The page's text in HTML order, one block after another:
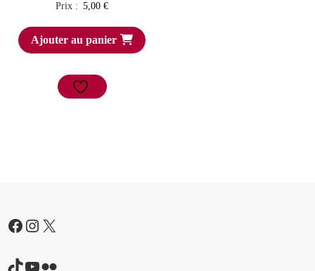
Prix : 5,00€
Ajouter au panier
Facebook
Instagram
X
TikTok
YouTube
Flickr